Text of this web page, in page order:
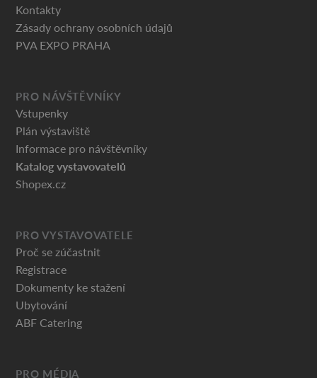
Kontakty
Zásady ochrany osobních údajů
PVA EXPO PRAHA
PRO NÁVŠTĚVNÍKY
Vstupenky
Plán výstaviště
Informace pro návštěvníky
Katalog vystavovatelů
Shopex.cz
PRO VYSTAVOVATELE
Proč se zúčastnit
Registrace
Dokumenty ke stažení
Ubytování
ABF Catering
PRO MÉDIA